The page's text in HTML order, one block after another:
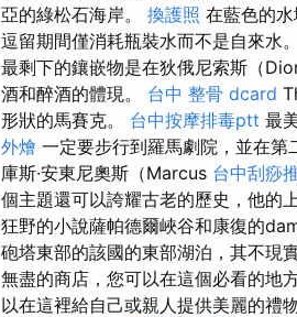
亞的綠松石海岸。 換護照 在藍色的
逗留期間僅消耗瓶裝水而不是自來水
最剩下的鑲嵌物是在狄俄尼索斯（
酒和醉酒的體現。 台中 整骨 dcard
形狀的馬賽克。 台中按摩排毒ptt 最
外燴 一定要步行到羅馬劇院，並在
庫斯·安東尼奧斯（Marcus 台中刮痧
個主題還可以誇耀古老的歷史，他的
狂野的小說薩帕德爾峽谷和康復的
砲塔東部的該國的東部湖泊，其不現
無盡的商店，您可以在這個必看的地
以在這裡給自己或親人提供美麗的禮